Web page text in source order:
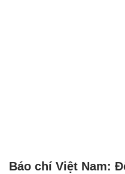
Báo chí Việt Nam: